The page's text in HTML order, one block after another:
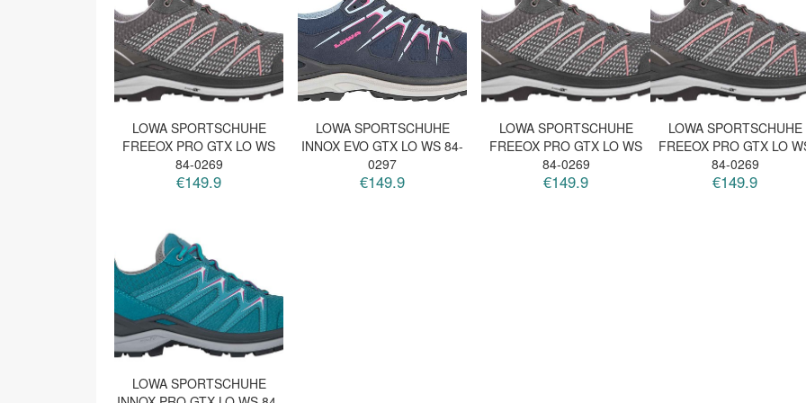
LOWA SPORTSCHUHE
FREEOX PRO GTX LO WS
84-0269
€149.9
LOWA SPORTSCHUHE
INNOX EVO GTX LO WS 84-
0297
€149.9
LOWA SPORTSCHUHE
FREEOX PRO GTX LO WS
84-0269
€149.9
LOWA SPORTSCHUHE
FREEOX PRO GTX LO
84-0269
€149.9
LOWA SPORTSCHUHE